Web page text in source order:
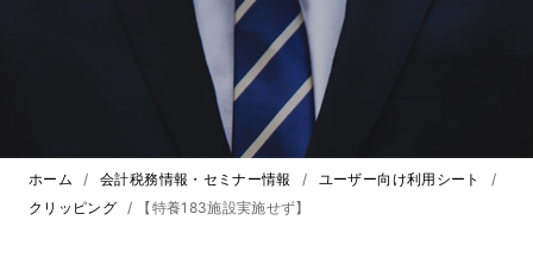
ホーム / 会計税務情報・セミナー情報 / ユーザー向け利用シート
/
クリッピング / 【特養183施設実施せず】